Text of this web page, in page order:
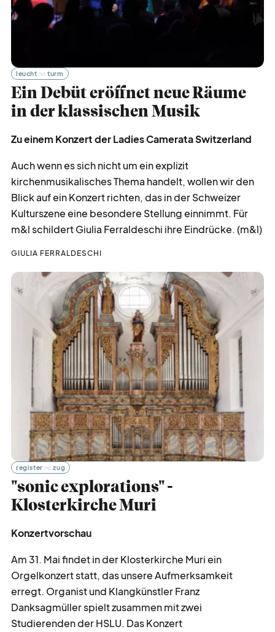
vertreib
nicht vergessen
werbe möglichkeiten
kreativ tätig
leucht turm
Ein Debüt eröffnet neue Räume
in der klassischen Musik
Zu einem Konzert der Ladies Camerata Switzerland
Auch wenn es sich nicht um ein explizit
kirchenmusikalisches Thema handelt, wollen wir den
Blick auf ein Konzert richten, das in der Schweizer
Kulturszene eine besondere Stellung einnimmt. Für
m&l schildert Giulia Ferraldeschi ihre Eindrücke. (m&l)
GIULIA FERRALDESCHI
register zug
"sonic explorations" -
Klosterkirche Muri
Konzertvorschau
Am 31. Mai findet in der Klosterkirche Muri ein
Orgelkonzert statt, das unsere Aufmerksamkeit
erregt. Organist und Klangkünstler Franz
Danksagmüller spielt zusammen mit zwei
Studierenden der HSLU. Das Konzert